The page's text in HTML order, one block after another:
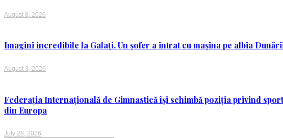
August 8, 2026
Imagini incredibile la Galați. Un șofer a intrat cu mașina pe albia
August 3, 2026
Federația Internațională de Gimnastică își schimbă poziția privind
din Europa
July 28, 2026